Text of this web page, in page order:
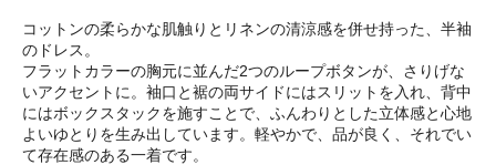
コットンの柔らかな肌触りとリネンの清涼感を併せ持った、半袖
のドレス。
フラットカラーの胸元に並んだ2つのループボタンが、さりげな
いアクセントに。袖口と裾の両サイドにはスリットを入れ、背中
にはボックスタックを施すことで、ふんわりとした立体感と心地
よいゆとりを生み出しています。軽やかで、品が良く、それでい
て存在感のある一着です。